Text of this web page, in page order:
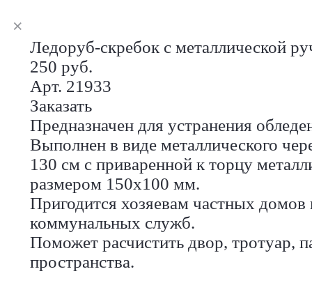
Ледоруб-скребок с металлической
250 руб.
Арт. 21933
Заказать
Предназначен для устранения
Выполнен в виде металлического
130 см с приваренной к торцу
размером 150х100 мм.
Пригодится хозяевам частных домов
коммунальных служб.
Поможет расчистить двор, тротуар,
пространства.